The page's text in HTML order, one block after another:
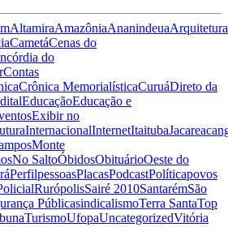
AltamiraAmazôniaAnanindeuaArquitetura
CametáCenas do
do
Contas
Crônica MemorialísticaCuruáDireto da
EducaçãoEducação e
Exibir no
InternacionalInternetItaituba
Monte
No SaltoÓbidosObituárioOeste do
PerfilpessoasPlacasPodcastPolíticapovos
RurópolisSairé 2010SantarémSão
PúblicasindicalismoTerra SantaTop
TurismoUfopaUncategorizedVitória